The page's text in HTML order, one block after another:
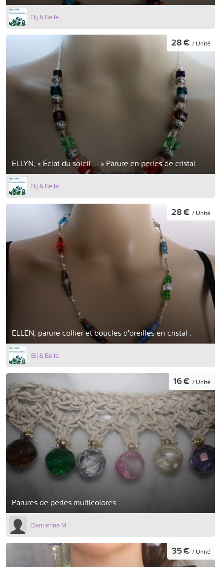
Bij & Belle
ELLYN, « Éclat du soleil ... » Parure en perles de cristal.
28 € / Unité
Bij & Belle
ELLEN, parure collier et boucles d'oreilles en cristal .
28 € / Unité
Bij & Belle
Parures de perles multicolores
16 € / Unité
Damienne M
35 € / Unité